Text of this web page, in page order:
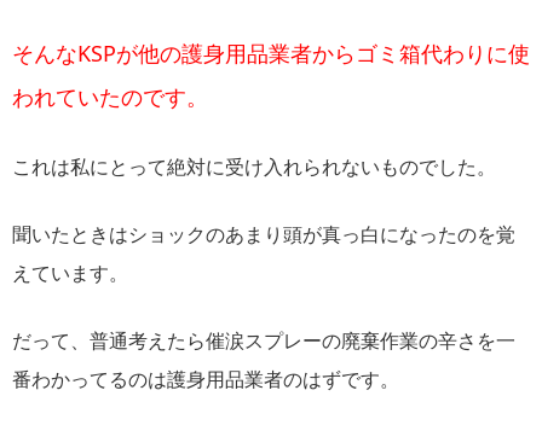
そんなKSPが他の護身用品業者からゴミ箱代わりに使
われていたのです。
これは私にとって絶対に受け入れられないものでした。
聞いたときはショックのあまり頭が真っ白になったのを覚
えています。
だって、普通考えたら催涙スプレーの廃棄作業の辛さを一
番わかってるのは護身用品業者のはずです。